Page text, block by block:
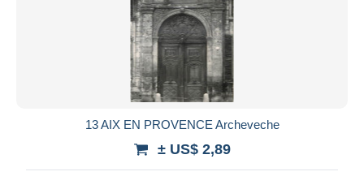
13 AIX EN PROVENCE Archeveche
± US$ 2,89